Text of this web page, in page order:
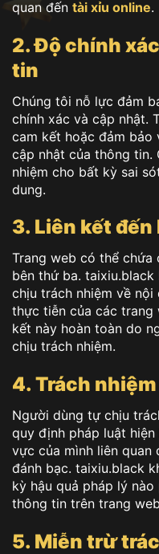
quan đến tài xỉu online.
2. Độ chính
tin
Chúng tôi nỗ lực đảm
chính xác và cập nhật.
cam kết hoặc đảm bảo
cập nhật của thông tin.
nhiệm cho bất kỳ sai
dung.
3. Liên kết
Trang web có thể chứa
bên thứ ba.
chịu trách nhiệm về nội
thực tiễn của các trang
kết này hoàn toàn do
chịu trách nhiệm.
4. Trách
Người dùng tự chịu
quy định pháp luật
vực của mình liên
đánh bạc. taixiu.black
kỳ hậu quả pháp lý
thông tin trên trang
5. Miễn trừ